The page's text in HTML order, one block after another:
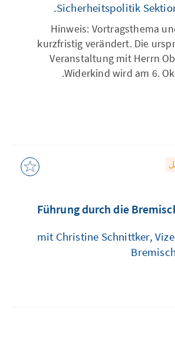
Sicherheitspolitik
Hinweis: Vortragsthema
kurzfristig verändert. Die
Veranstaltung mit Herrn
Widerkind wird am 6.
Führung durch die
mit Christine Schnittker,